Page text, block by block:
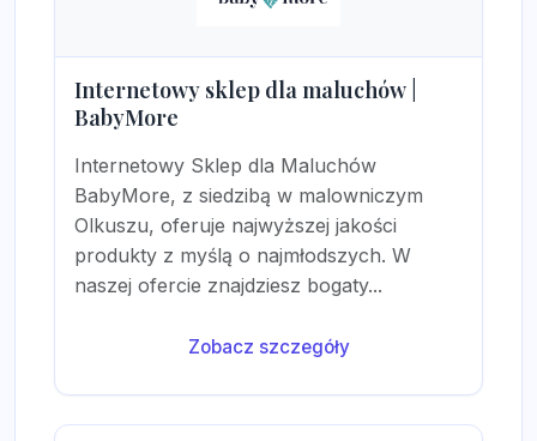
Internetowy sklep dla maluchów |
BabyMore
Internetowy Sklep dla Maluchów
BabyMore, z siedzibą w malowniczym
Olkuszu, oferuje najwyższej jakości
produkty z myślą o najmłodszych. W
naszej ofercie znajdziesz bogaty...
Zobacz szczegóły